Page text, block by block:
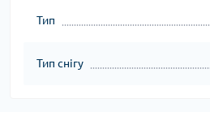
Тип
Тип снігу